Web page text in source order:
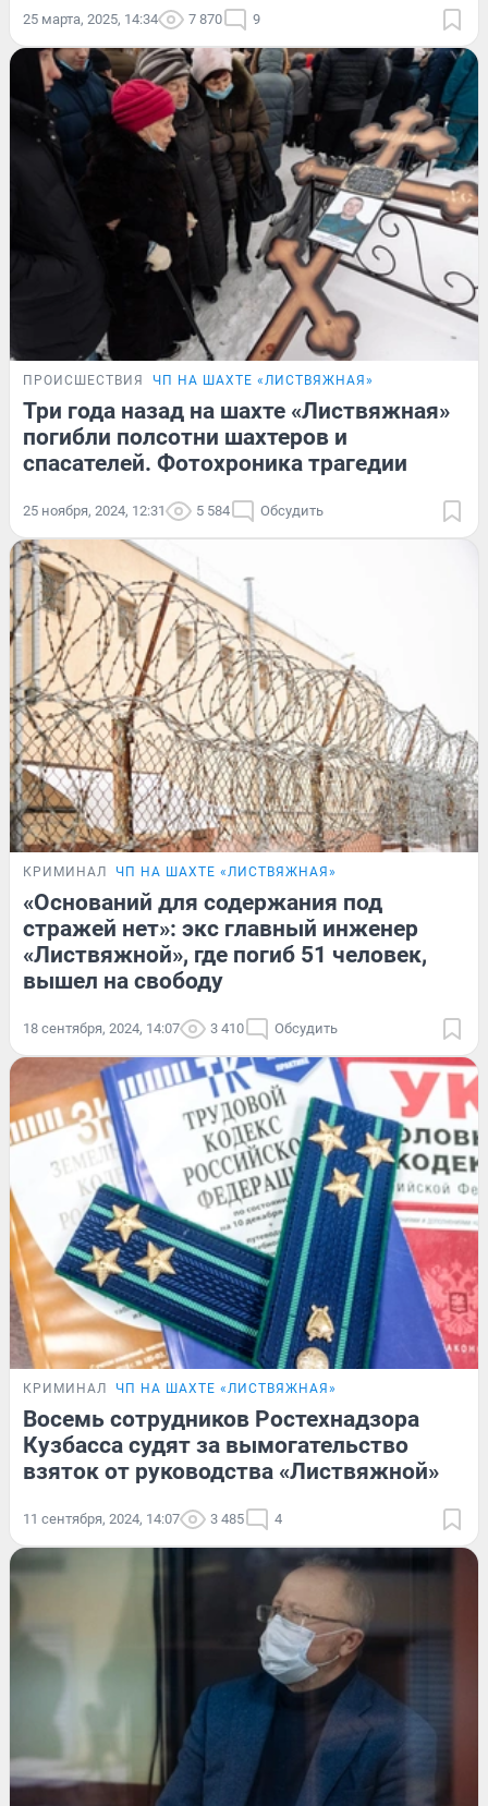
25 марта, 2025, 14:34 7 870 9
ПРОИСШЕСТВИЯ ЧП НА ШАХТЕ «ЛИСТВЯЖНАЯ»
Три года назад на шахте «Листвяжная»
погибли полсотни шахтеров и
спасателей. Фотохроника трагедии
25 ноября, 2024, 12:31 5 584 Обсудить
КРИМИНАЛ ЧП НА ШАХТЕ «ЛИСТВЯЖНАЯ»
«Оснований для содержания под
стражей нет»: экс главный инженер
«Листвяжной», где погиб 51 человек,
вышел на свободу
18 сентября, 2024, 14:07 3 410 Обсудить
КРИМИНАЛ ЧП НА ШАХТЕ «ЛИСТВЯЖНАЯ»
Восемь сотрудников Ростехнадзора
Кузбасса судят за вымогательство
взяток от руководства «Листвяжной»
11 сентября, 2024, 14:07 3 485 4